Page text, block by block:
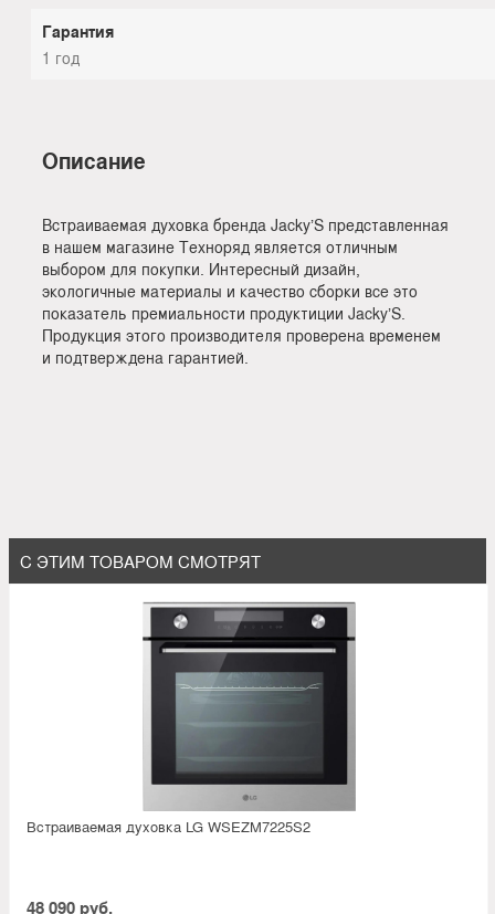
Гарантия
1 год
Описание
Встраиваемая духовка бренда Jacky’S представленная
в нашем магазине Техноряд является отличным
выбором для покупки. Интересный дизайн,
экологичные материалы и качество сборки все это
показатель премиальности продуктиции Jacky’S.
Продукция этого производителя проверена временем
и подтверждена гарантией.
С ЭТИМ ТОВАРОМ СМОТРЯТ
Встраиваемая духовка LG WSEZM7225S2
48 090 руб.